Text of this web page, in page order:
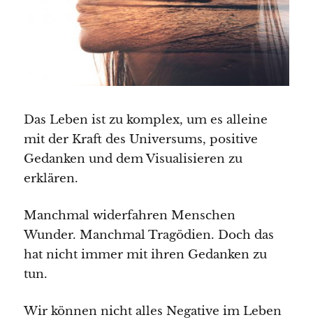
Das Leben ist zu komplex, um es alleine
mit der Kraft des Universums, positive
Gedanken und dem Visualisieren zu
erklären.
Manchmal widerfahren Menschen
Wunder. Manchmal Tragödien. Doch das
hat nicht immer mit ihren Gedanken zu
tun.
Wir können nicht alles Negative im Leben